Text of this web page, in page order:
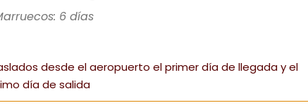
6 días
desde el aeropuerto el primer día de llegada y el
día de salida